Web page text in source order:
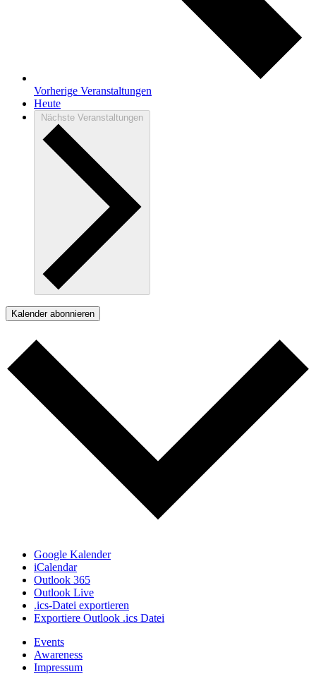
Vorherige Veranstaltungen
Heute
Nächste Veranstaltungen
Kalender abonnieren
Google Kalender
iCalendar
Outlook 365
Outlook Live
.ics-Datei exportieren
Exportiere Outlook .ics Datei
Events
Awareness
Impressum